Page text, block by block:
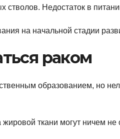
стволов. Недостаток в
на начальной стадии
раком
образованием, но
ткани могут ничем